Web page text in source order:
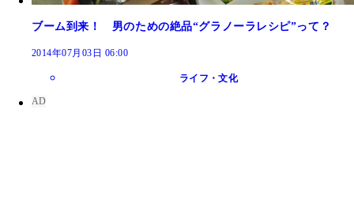
ブーム到来！ 男のための絶品“グラノーラレシピ”って？
2014年07月03日 06:00
ライフ・文化